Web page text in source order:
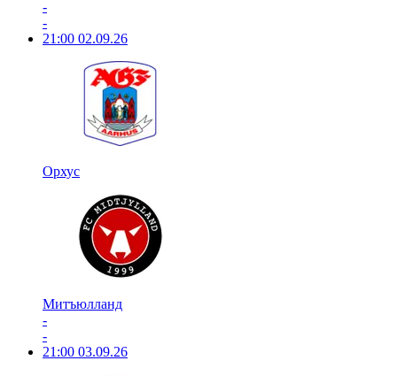
-
-
21:00 02.09.26
Орхус
Митъюлланд
-
-
21:00 03.09.26